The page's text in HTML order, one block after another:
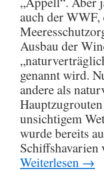
auch der
Ausbau der
genannt wird.
andere als
unsichtigem
wurde bereits
Schiffshavarien
Weiterlesen →